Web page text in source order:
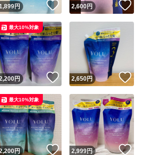
ね！
円 いいね！
2,600円
ね！
円 いいね！
最大10%対象
2,650円 いいね！
ね！
円 いいね！
最大10%対象
2,999円 いいね！